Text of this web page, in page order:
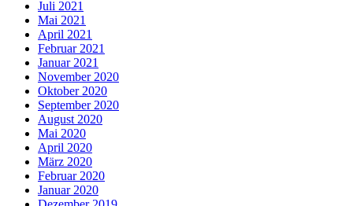
Juli 2021
Mai 2021
April 2021
Februar 2021
Januar 2021
November 2020
Oktober 2020
September 2020
August 2020
Mai 2020
April 2020
März 2020
Februar 2020
Januar 2020